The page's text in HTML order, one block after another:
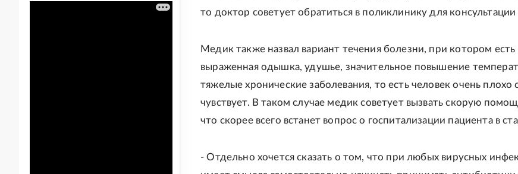
то доктор советует обратиться в поликлинику для консультации
Медик также назвал вариант течения болезни, при котором есть
выраженная одышка, удушье, значительное повышение
тяжелые хронические заболевания, то есть человек очень плохо
чувствует. В таком случае медик советует вызвать скорую
что скорее всего встанет вопрос о госпитализации пациента в
- Отдельно хочется сказать о том, что при любых вирусных